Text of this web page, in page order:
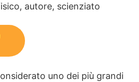
autore, scienziato
uno dei più grandi